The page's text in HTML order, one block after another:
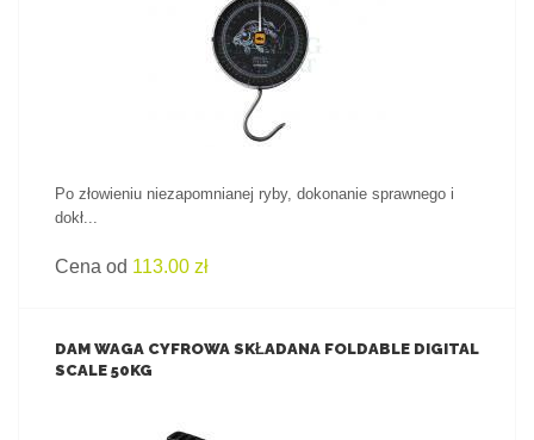
ZOBACZ PRODUKT
Po złowieniu niezapomnianej ryby, dokonanie sprawnego i
dokł...
Cena od 113.00 zł
DAM WAGA CYFROWA SKŁADANA FOLDABLE DIGITAL
SCALE 50KG